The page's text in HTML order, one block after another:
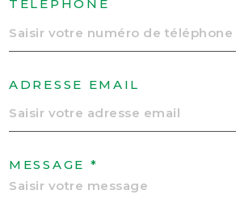
TÉLÉPHONE
ADRESSE EMAIL
MESSAGE *